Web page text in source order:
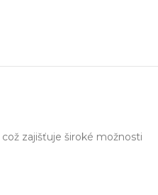
což zajišťuje široké možnosti